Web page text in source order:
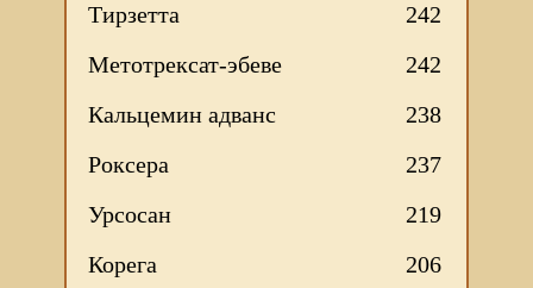
Тирзетта
242
Метотрексат-эбеве
242
Кальцемин адванс
238
Роксера
237
Урсосан
219
Корега
206